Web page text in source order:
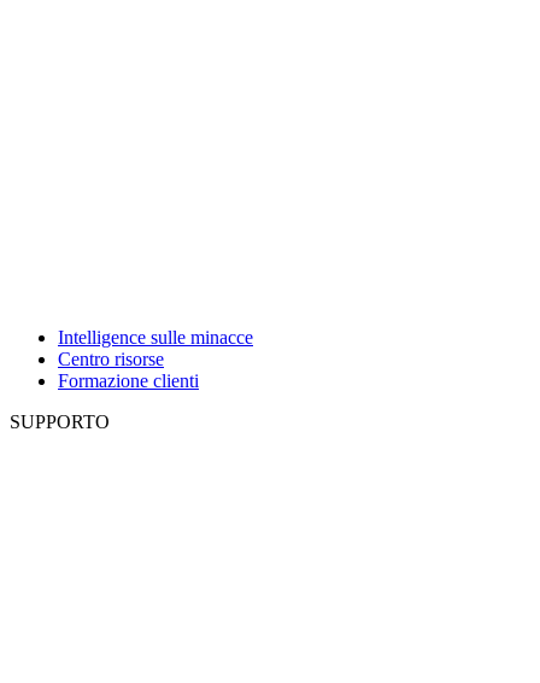
Intelligence sulle minacce
Centro risorse
Formazione clienti
SUPPORTO